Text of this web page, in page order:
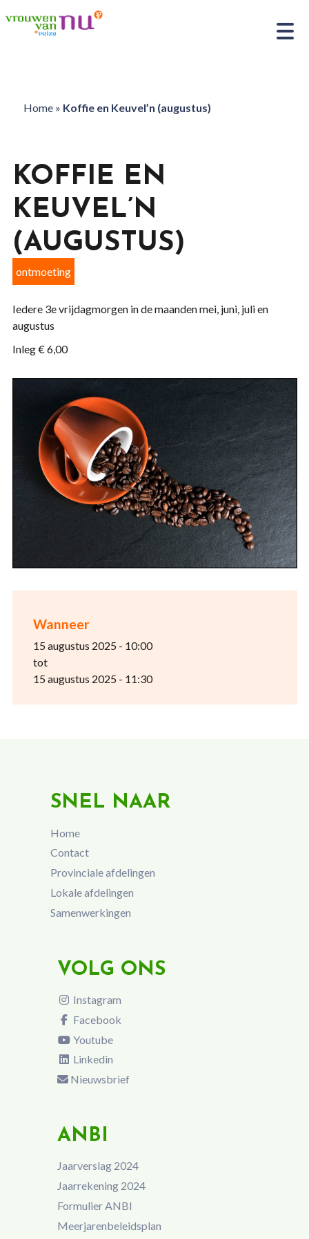
Home» Koffie en Keuvel’n (augustus)
Wanneer
15 augustus 2025 - 10:00
tot
15 augustus 2025 - 11:30
KOFFIE EN
KEUVEL’N
(AUGUSTUS)
ontmoeting
Iedere 3e vrijdagmorgen in de maanden mei, juni, juli en
augustus
Inleg € 6,00
SNEL NAAR
Home
Contact
Provinciale afdelingen
Lokale afdelingen
Samenwerkingen
VOLG ONS
Instagram
Facebook
Youtube
Linkedin
Nieuwsbrief
ANBI
Jaarverslag 2024
Jaarrekening 2024
Formulier ANBI
Meerjarenbeleidsplan